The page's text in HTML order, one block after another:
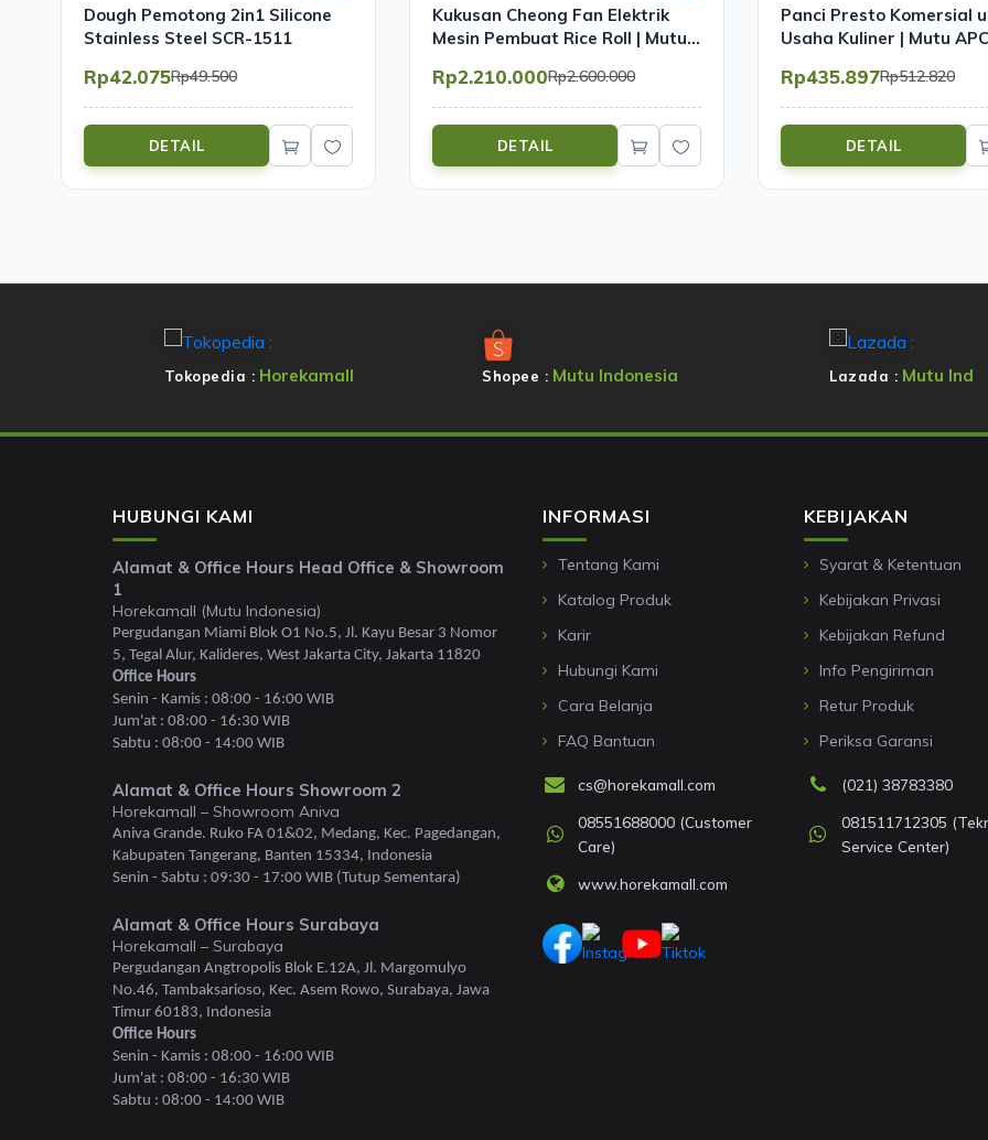
Dough Pemotong 2in1 Silicone
Stainless Steel SCR-1511
Rp42.075Rp49.500
DETAIL
Kukusan Cheong Fan Elektrik
Mesin Pembuat Rice Roll | Mutu
Rp2.210.000Rp2.600.000
DETAIL
Panci Presto Komersial
Usaha Kuliner | Mutu
Rp435.897Rp512.820
DETAIL
Tokopedia : Horekamall Shopee : Mutu Indonesia Lazada : Mutu Ind
HUBUNGI KAMI
Alamat & Office Hours Head Office & Showroom
1
Horekamall (Mutu Indonesia)
Pergudangan Miami Blok O1 No.5, Jl. Kayu Besar 3 Nomor
5, Tegal Alur, Kalideres, West Jakarta City, Jakarta 11820
Office Hours
Senin - Kamis : 08:00 - 16:00 WIB
Jum'at : 08:00 - 16:30 WIB
Sabtu : 08:00 - 14:00 WIB
Alamat & Office Hours Showroom 2
Horekamall – Showroom Aniva
Aniva Grande. Ruko FA 01&02, Medang, Kec. Pagedangan,
Kabupaten Tangerang, Banten 15334, Indonesia
Senin - Sabtu : 09:30 - 17:00 WIB (Tutup Sementara)
Alamat & Office Hours Surabaya
Horekamall – Surabaya
Pergudangan Angtropolis Blok E.12A, Jl. Margomulyo
No.46, Tambaksarioso, Kec. Asem Rowo, Surabaya, Jawa
Timur 60183, Indonesia
Office Hours
Senin - Kamis : 08:00 - 16:00 WIB
Jum'at : 08:00 - 16:30 WIB
Sabtu : 08:00 - 14:00 WIB
INFORMASI
Tentang Kami
Katalog Produk
Karir
Hubungi Kami
Cara Belanja
FAQ Bantuan
KEBIJAKAN
Syarat & Ketentuan
Kebijakan Privasi
Kebijakan Refund
Info Pengiriman
Retur Produk
Periksa Garansi
cs@horekamall.com
(021) 38783380
08551688000 (Customer
Care)
081511712305
Service Center)
www.horekamall.com